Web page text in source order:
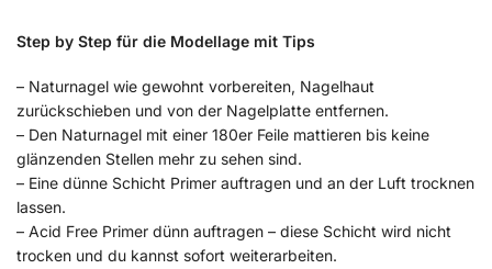
Step by Step für die Modellage mit Tips
– Naturnagel wie gewohnt vorbereiten, Nagelhaut
zurückschieben und von der Nagelplatte entfernen.
– Den Naturnagel mit einer 180er Feile mattieren bis keine
glänzenden Stellen mehr zu sehen sind.
– Eine dünne Schicht Primer auftragen und an der Luft trocknen
lassen.
– Acid Free Primer dünn auftragen – diese Schicht wird nicht
trocken und du kannst sofort weiterarbeiten.